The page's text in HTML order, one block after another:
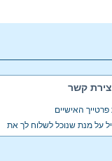
קשר
האישיים
על מנת שנוכל לשלוח לך את